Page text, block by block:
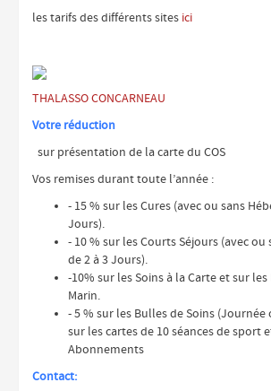
les tarifs des différents sites ici
THALASSO CONCARNEAU
Votre réduction
sur présentation de la carte du COS​​​
Vos remises durant toute l’année :
- 15 % sur les Cures (avec ou sans
Jours).
- 10 % sur les Courts Séjours (avec
de 2 à 3 Jours).
-10% sur les Soins à la Carte et sur les
Marin.
- 5 % sur les Bulles de Soins
sur les cartes de 10 séances de sport
Abonnements
Contact: